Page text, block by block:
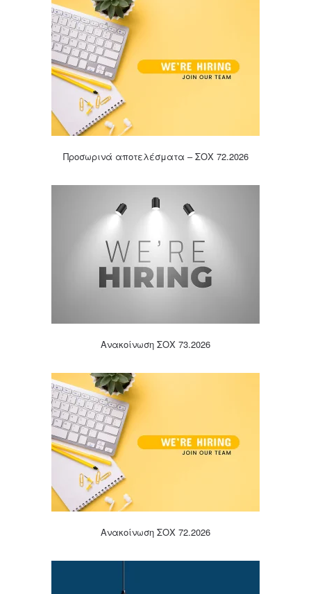
Προσωρινά αποτελέσματα – ΣΟΧ 72.2026
Ανακοίνωση ΣΟΧ 73.2026
Ανακοίνωση ΣΟΧ 72.2026